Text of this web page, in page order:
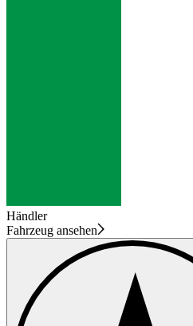
Händler
Fahrzeug ansehen